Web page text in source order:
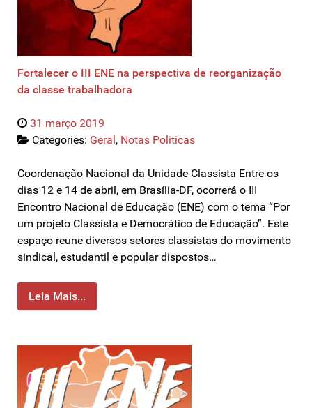
Fortalecer o III ENE na perspectiva de reorganização
da classe trabalhadora
31 março 2019
Categories: Geral, Notas Politicas
Coordenação Nacional da Unidade Classista Entre os
dias 12 e 14 de abril, em Brasília-DF, ocorrerá o III
Encontro Nacional de Educação (ENE) com o tema “Por
um projeto Classista e Democrático de Educação”. Este
espaço reune diversos setores classistas do movimento
sindical, estudantil e popular dispostos…
Leia Mais...